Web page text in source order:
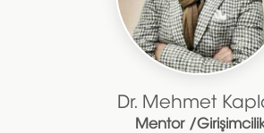
Dr. Mehmet
Mentor /